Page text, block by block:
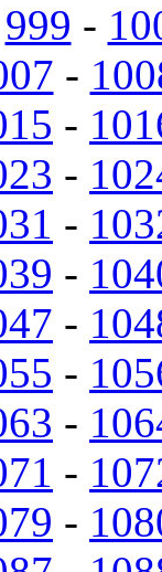
999 -
-
-
-
-
-
-
-
-
-
-